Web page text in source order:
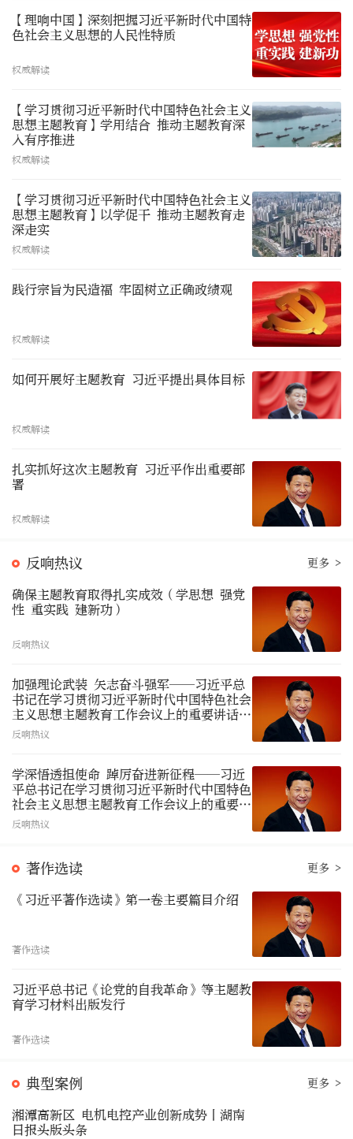
【理响中国】深刻把握习近平新时代中国特
色社会主义思想的人民性特质
权威解读
【学习贯彻习近平新时代中国特色社会主义
思想主题教育】学用结合 推动主题教育深
入有序推进
权威解读
【学习贯彻习近平新时代中国特色社会主义
思想主题教育】以学促干 推动主题教育走
深走实
权威解读
践行宗旨为民造福 牢固树立正确政绩观
权威解读
如何开展好主题教育 习近平提出具体目标
权威解读
扎实抓好这次主题教育 习近平作出重要部
署
权威解读
反响热议 更多 >
确保主题教育取得扎实成效（学思想 强党
性 重实践 建新功）
反响热议
加强理论武装 矢志奋斗强军——习近平总
书记在学习贯彻习近平新时代中国特色社会
主义思想主题教育工作会议上的重要讲话在
全军引起强烈反响
反响热议
学深悟透担使命 踔厉奋进新征程——习近
平总书记在学习贯彻习近平新时代中国特色
社会主义思想主题教育工作会议上的重要讲
话在中央和国家机关引发强烈反响
反响热议
著作选读 更多 >
《习近平著作选读》第一卷主要篇目介绍
著作选读
习近平总书记《论党的自我革命》等主题教
育学习材料出版发行
著作选读
典型案例 更多 >
湘潭高新区 电机电控产业创新成势丨湖南
日报头版头条